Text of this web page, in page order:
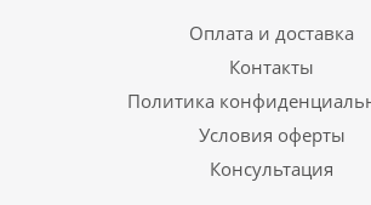
Оплата и доставка
Контакты
Политика
Условия оферты
Консультация